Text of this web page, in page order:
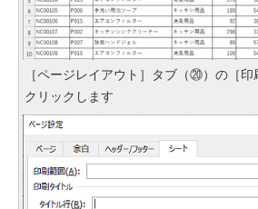
［ページレイアウト］タブ（⑳）の［
クリックします